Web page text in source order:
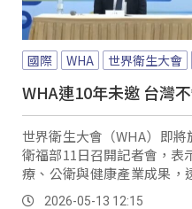
國際 WHA 世界衛生大會
WHA連10年未邀 台灣
世界衛生大會（WHA）即
衛福部11日召開記者會，表
療、公衛與健康產業成果，
際展現台灣醫療實力。
2026-05-13 12:15